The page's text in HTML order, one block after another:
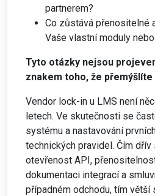
partnerem?
Co zůstává přenositelné
Vaše vlastní moduly
Tyto otázky nejsou
znakem toho, že přemýšlíte
Vendor lock-in u LMS není
letech. Ve skutečnosti se
systému a nastavování
technických pravidel. Čím
otevřenost API,
dokumentaci integrací a
případném odchodu, tím větší